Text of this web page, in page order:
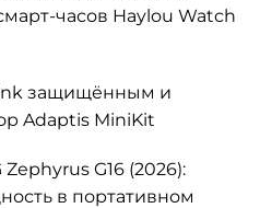
часов Haylou Watch
защищённым и
Adaptis MiniKit
G16 (2026):
в портативном